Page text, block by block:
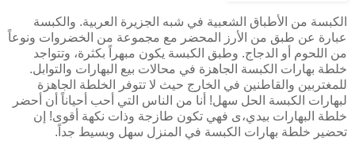
الكبسة من الأطباق الشعبية في شبه الجزيرة العربية. والكبسة
عبارة عن طبق من الأرز المحضر مع مجموعة من الخضروات ونوعاً
من اللحوم أو الدجاج. وطبق الكبسة يكون مبهراً بكثرة، وتتواجد
خلطة بهارات الكبسة الجاهزة في محالات بيع البهارات والتوابل.
للمغتربين والقاطنين في الخارج حيث لا تتوفر الخلطة الجاهزة
لبهارات الكبسة الحل سهل! أنا من الناس التي أحب أحياناً أن أحضر
خلطة البهارات بيدي،ى فهي تكون طازجة وذات نكهة أقوى! إن
تحضير خلطة بهارات الكبسة في المنزل سهل وبسيط جداً.